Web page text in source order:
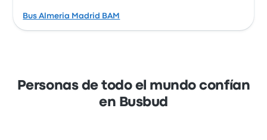
Bus Almeria Madrid BAM
Personas de todo el mundo confían
en Busbud